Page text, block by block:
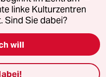
Impressum AGB
(Ads)
linke Kulturzentren
Sind Sie dabei?
will